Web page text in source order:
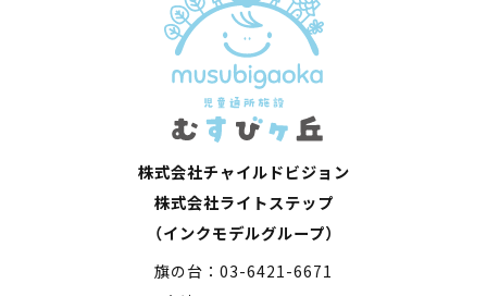
株式会社チャイルドビジョン
株式会社ライトステップ
（インクモデルグループ）
旗の台：03-6421-6671